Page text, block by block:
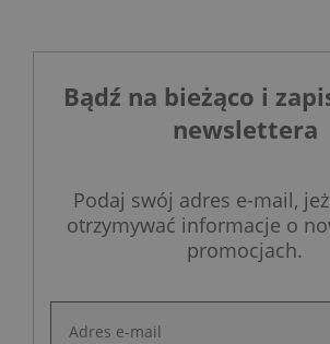
Bądź na bieżąco i
newslettera
Podaj swój adres e-mail,
otrzymywać informacje o
promocjach.